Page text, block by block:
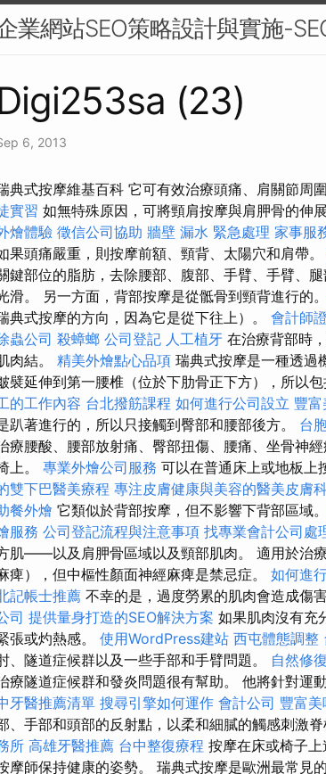
業網站SEO策略設計與實施-
(23)
6, 2013
典式按摩維基百科 它可有效治療頭痛、肩關節周
實習 如無特殊原因，可將頸肩按摩與肩胛骨的伸
燴體驗 徵信公司協助 牆壁 漏水 緊急處理 家事服
果頭痛嚴重，則按摩前額、頸背、太陽穴和肩帶。
鍵部位的脂肪，去除腰部、腹部、手臂、手臂、
滑。 另一方面，背部按摩是從骶骨到頸背進行的。
典式按摩的方向，因為它是從下往上）。 會計師
蟲公司 殺蟑螂 公司登記 人工植牙 在治療背部時
肉結。 精美外燴點心品項 瑞典式按摩是一種透過
襞延伸到第一腰椎（位於下肋骨正下方），所以包
的工作內容 台北撥筋課程 如何進行公司設立 豐
趴著進行的，所以只接觸到臀部和腰部後方。 台
療腰酸、腰部放射痛、臀部扭傷、腰痛、坐骨神
上。 專業外燴公司服務 可以在普通床上或地板上
雙下巴醫美療程 專注皮膚健康與美容的醫美皮膚
餐外燴 它類似於背部按摩，但不影響下背部區域。
服務 公司登記流程與注意事項 找專業會計公司處
肌——以及肩胛骨區域以及頸部肌肉。 適用於治
痺），但中樞性顏面神經麻痺是禁忌症。 如何進
記帳士推薦 不幸的是，過度勞累的肌肉會造成傷
司 提供量身打造的SEO解決方案 如果肌肉沒有充
張或灼熱感。 使用WordPress建站 西屯體態調整
、隧道症候群以及一些手部和手臂問題。 自然修
療隧道症候群和發炎問題很有幫助。 他將針對運
牙醫推薦清單 搜尋引擎如何運作 會計公司 豐富
、手部和頭部的反射點，以柔和細膩的觸感刺激
所 高雄牙醫推薦 台中整復療程 按摩在床或椅子
摩師保持健康的姿勢。 瑞典式按摩是歐洲最常見